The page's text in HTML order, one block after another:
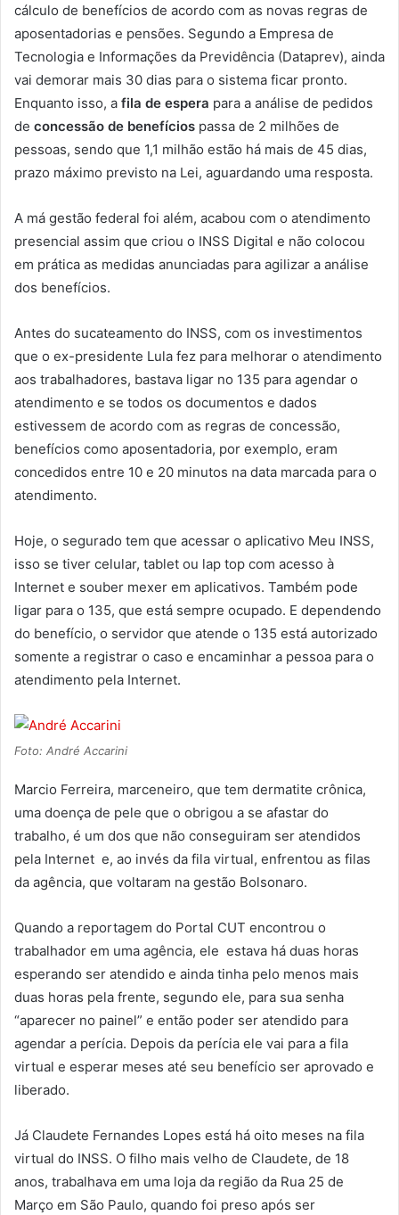
cálculo de benefícios de acordo com as novas regras de
aposentadorias e pensões. Segundo a Empresa de
Tecnologia e Informações da Previdência (Dataprev), ainda
vai demorar mais 30 dias para o sistema ficar pronto.
Enquanto isso, a fila de espera para a análise de pedidos
de concessão de benefícios passa de 2 milhões de
pessoas, sendo que 1,1 milhão estão há mais de 45 dias,
prazo máximo previsto na Lei, aguardando uma resposta.
A má gestão federal foi além, acabou com o atendimento
presencial assim que criou o INSS Digital e não colocou
em prática as medidas anunciadas para agilizar a análise
dos benefícios.
Antes do sucateamento do INSS, com os investimentos
que o ex-presidente Lula fez para melhorar o atendimento
aos trabalhadores, bastava ligar no 135 para agendar o
atendimento e se todos os documentos e dados
estivessem de acordo com as regras de concessão,
benefícios como aposentadoria, por exemplo, eram
concedidos entre 10 e 20 minutos na data marcada para o
atendimento.
Hoje, o segurado tem que acessar o aplicativo Meu INSS,
isso se tiver celular, tablet ou lap top com acesso à
Internet e souber mexer em aplicativos. Também pode
ligar para o 135, que está sempre ocupado. E dependendo
do benefício, o servidor que atende o 135 está autorizado
somente a registrar o caso e encaminhar a pessoa para o
atendimento pela Internet.
Foto: André Accarini
Marcio Ferreira, marceneiro, que tem dermatite crônica,
uma doença de pele que o obrigou a se afastar do
trabalho, é um dos que não conseguiram ser atendidos
pela Internet e, ao invés da fila virtual, enfrentou as filas
da agência, que voltaram na gestão Bolsonaro.
Quando a reportagem do Portal CUT encontrou o
trabalhador em uma agência, ele estava há duas horas
esperando ser atendido e ainda tinha pelo menos mais
duas horas pela frente, segundo ele, para sua senha
“aparecer no painel” e então poder ser atendido para
agendar a perícia. Depois da perícia ele vai para a fila
virtual e esperar meses até seu benefício ser aprovado e
liberado.
Já Claudete Fernandes Lopes está há oito meses na fila
virtual do INSS. O filho mais velho de Claudete, de 18
anos, trabalhava em uma loja da região da Rua 25 de
Março em São Paulo, quando foi preso após ser